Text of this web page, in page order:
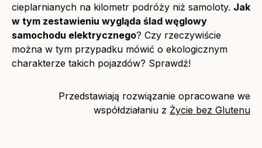
cieplarnianych na kilometr podróży niż samoloty. Jak
w tym zestawieniu wygląda ślad węglowy
samochodu elektrycznego? Czy rzeczywiście
można w tym przypadku mówić o ekologicznym
charakterze takich pojazdów? Sprawdź!
Przedstawiają rozwiązanie opracowane we
współdziałaniu z Życie bez Glutenu